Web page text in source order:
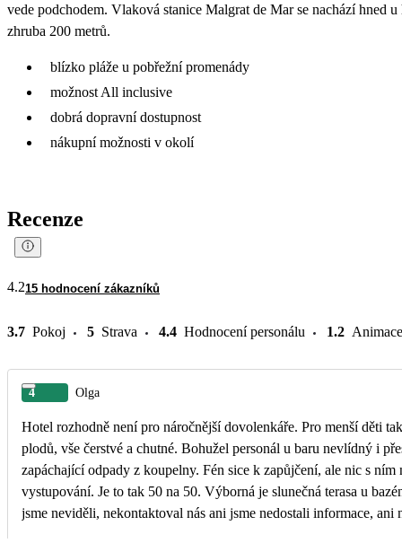
vede podchodem. Vlaková stanice Malgrat de Mar se nachází hned
zhruba 200 metrů.
blízko pláže u pobřežní promenády
možnost All inclusive
dobrá dopravní dostupnost
nákupní možnosti v okolí
Recenze
4.215 hodnocení zákazníků
3.7 Pokoj 5 Strava 4.4 Hodnocení personálu 1.2 Animace
4 Olga
Hotel rozhodně není pro náročnější dovolenkáře. Pro menší děti
plodů, vše čerstvé a chutné. Bohužel personál u baru nevlídný i přesto, že si chcete zaplatit něco navíc.
zapáchající odpady z koupelny. Fén sice k zapůjčení, ale nic s
vystupování. Je to tak 50 na 50. Výborná je slunečná terasa u
jsme neviděli, nekontaktoval nás ani jsme nedostali informace,